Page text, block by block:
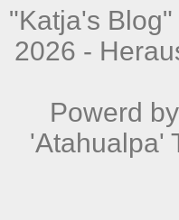
"Katja's Blog"
2026 -
Powerd by
'Atahualpa'